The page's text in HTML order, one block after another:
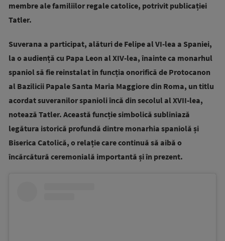
membre ale familiilor regale catolice, potrivit publicației
Tatler.
Suverana a participat, alături de Felipe al VI-lea a Spaniei,
la o audiență cu Papa Leon al XIV-lea, înainte ca monarhul
spaniol să fie reinstalat în funcția onorifică de Protocanon
al Bazilicii Papale Santa Maria Maggiore din Roma, un titlu
acordat suveranilor spanioli încă din secolul al XVII-lea,
notează Tatler. Această funcție simbolică subliniază
legătura istorică profundă dintre monarhia spaniolă și
Biserica Catolică, o relație care continuă să aibă o
încărcătură ceremonială importantă și în prezent.